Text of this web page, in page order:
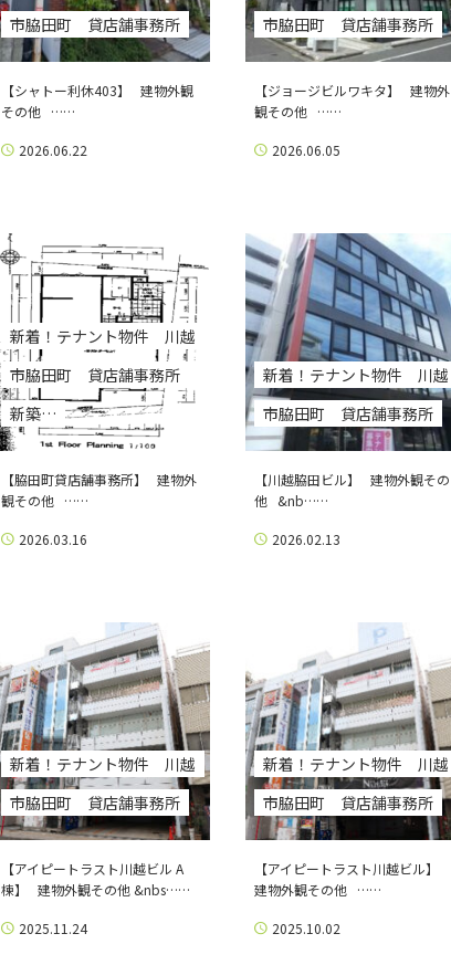
市脇田町 貸店舗事務所
【シャトー利休403】 建物外観
その他 ……
2026.06.22
市脇田町 貸店舗事務所
【ジョージビルワキタ】 建物外
観その他 ……
2026.06.05
新着！テナント物件 川越
市脇田町 貸店舗事務所
新築…
【脇田町貸店舗事務所】 建物外
観その他 ……
2026.03.16
新着！テナント物件 川越
市脇田町 貸店舗事務所
【川越脇田ビル】 建物外観その
他 &nb……
2026.02.13
新着！テナント物件 川越
市脇田町 貸店舗事務所
【アイピートラスト川越ビル A
棟】 建物外観その他 &nbs……
2025.11.24
新着！テナント物件 川越
市脇田町 貸店舗事務所
【アイピートラスト川越ビル】
建物外観その他 ……
2025.10.02